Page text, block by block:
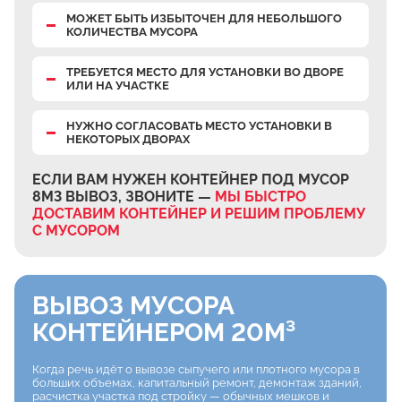
МОЖЕТ БЫТЬ ИЗБЫТОЧЕН ДЛЯ НЕБОЛЬШОГО
КОЛИЧЕСТВА МУСОРА
ТРЕБУЕТСЯ МЕСТО ДЛЯ УСТАНОВКИ ВО ДВОРЕ
ИЛИ НА УЧАСТКЕ
НУЖНО СОГЛАСОВАТЬ МЕСТО УСТАНОВКИ В
НЕКОТОРЫХ ДВОРАХ
ЕСЛИ ВАМ НУЖЕН КОНТЕЙНЕР ПОД МУСОР
8М3 ВЫВОЗ, ЗВОНИТЕ — МЫ БЫСТРО
ДОСТАВИМ КОНТЕЙНЕР И РЕШИМ ПРОБЛЕМУ
С МУСОРОМ
ВЫВОЗ МУСОРА
КОНТЕЙНЕРОМ 20М³
Когда речь идёт о вывозе сыпучего или плотного мусора в
больших объемах, капитальный ремонт, демонтаж зданий,
расчистка участка под стройку — обычных мешков и